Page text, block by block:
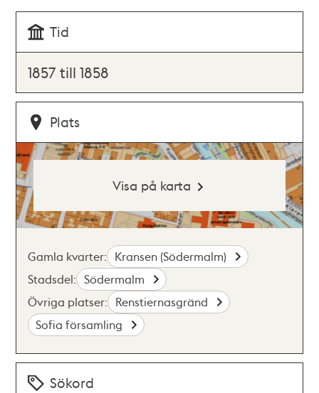
Tid
1857 till 1858
Plats
Visa på karta
Gamla kvarter: Kransen (Södermalm)
Stadsdel: Södermalm
Övriga platser: Renstiernasgränd
Sofia församling
Sökord